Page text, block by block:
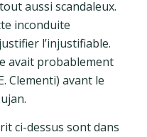
aussi scandaleux.
inconduite
l’injustifiable.
avait probablement
Clementi) avant le
ci-dessus sont dans